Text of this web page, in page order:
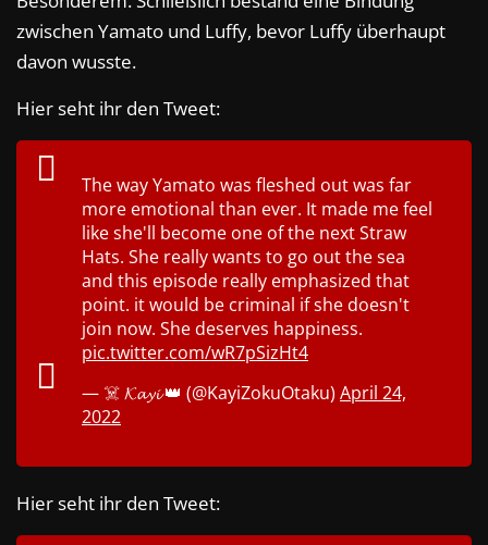
zwischen Yamato und Luffy, bevor Luffy überhaupt
davon wusste.
Hier seht ihr den Tweet:
The way Yamato was fleshed out was far
more emotional than ever. It made me feel
like she'll become one of the next Straw
Hats. She really wants to go out the sea
and this episode really emphasized that
point. it would be criminal if she doesn't
join now. She deserves happiness.
pic.twitter.com/wR7pSizHt4
— ☠️ 𝓚𝓪𝔂𝓲 👑 (@KayiZokuOtaku) April 24,
2022
Hier seht ihr den Tweet: